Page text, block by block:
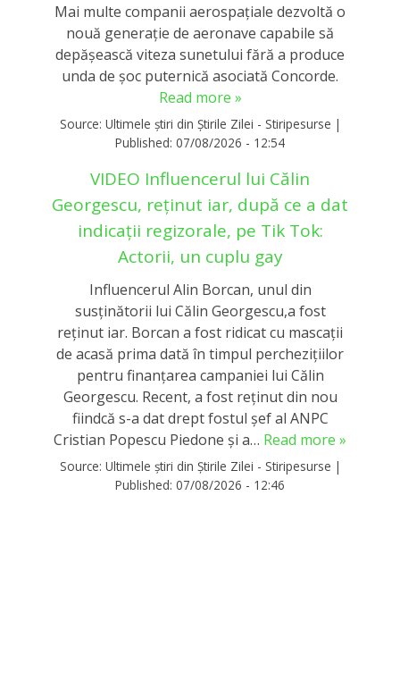
Mai multe companii aerospațiale dezvoltă o
nouă generație de aeronave capabile să
depășească viteza sunetului fără a produce
unda de șoc puternică asociată Concorde.
Read more »
Source: Ultimele știri din Știrile Zilei - Stiripesurse |
Published: 07/08/2026 - 12:54
VIDEO Influencerul lui Călin
Georgescu, reținut iar, după ce a dat
indicații regizorale, pe Tik Tok:
Actorii, un cuplu gay
Influencerul Alin Borcan, unul din
susținătorii lui Călin Georgescu,a fost
reținut iar. Borcan a fost ridicat cu mascații
de acasă prima dată în timpul perchezițiilor
pentru finanțarea campaniei lui Călin
Georgescu. Recent, a fost reținut din nou
fiindcă s-a dat drept fostul șef al ANPC
Cristian Popescu Piedone și a… Read more »
Source: Ultimele știri din Știrile Zilei - Stiripesurse |
Published: 07/08/2026 - 12:46